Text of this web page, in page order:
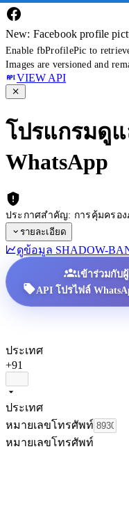
New: Facebook profile
Enable fbProfilePic to
Images are versioned and
VIEW API
โปรแกรมดู
WhatsApp
ประกาศสำคัญ: การคุ้มครอง
รายละเอียด
ดูข้อมูล SHADOW-
เข้าร่วมกับ
API โปรไฟล์
ประเทศ
+91
ประเทศ
หมายเลขโทรศัพท์
หมายเลขโทรศัพท์